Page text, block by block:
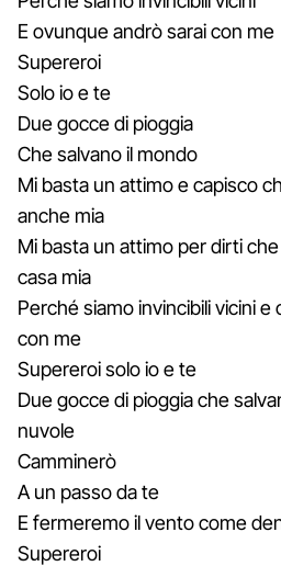
E ovunque andrò sarai con me
Supereroi
Solo io e te
Due gocce di pioggia
Che salvano il mondo
Mi basta un attimo e capisco
anche mia
Mi basta un attimo per dirti
casa mia
Perché siamo invincibili vicini
con me
Supereroi solo io e te
Due gocce di pioggia che
nuvole
Camminerò
A un passo da te
E fermeremo il vento come
Supereroi